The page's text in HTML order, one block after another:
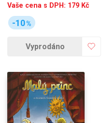
Vaše cena s DPH: 179 Kč
-10%
Vyprodáno